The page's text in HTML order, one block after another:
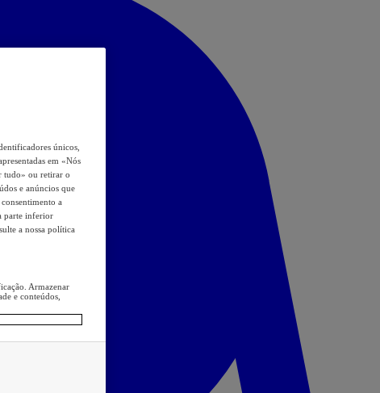
únicos,
em «Nós
tudo» ou retirar o
e anúncios que
a
parte inferior
a nossa política
Armazenar
e conteúdos,